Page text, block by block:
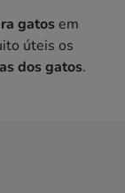
gatos em
úteis os
dos gatos.